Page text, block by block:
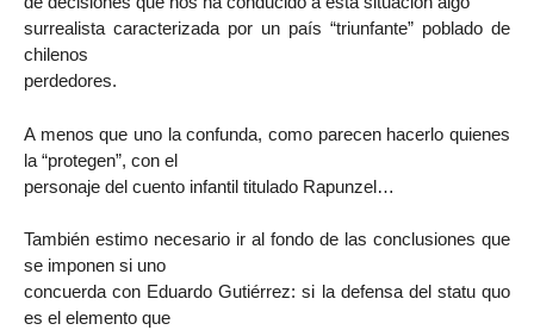
surrealista caracterizada por un país “triunfante” poblado de
chilenos
perdedores.
A menos que uno la confunda, como parecen hacerlo quienes
la “protegen”, con el
personaje del cuento infantil titulado Rapunzel…
También estimo necesario ir al fondo de las conclusiones que
se imponen si uno
concuerda con Eduardo Gutiérrez: si la defensa del statu quo
es el elemento que